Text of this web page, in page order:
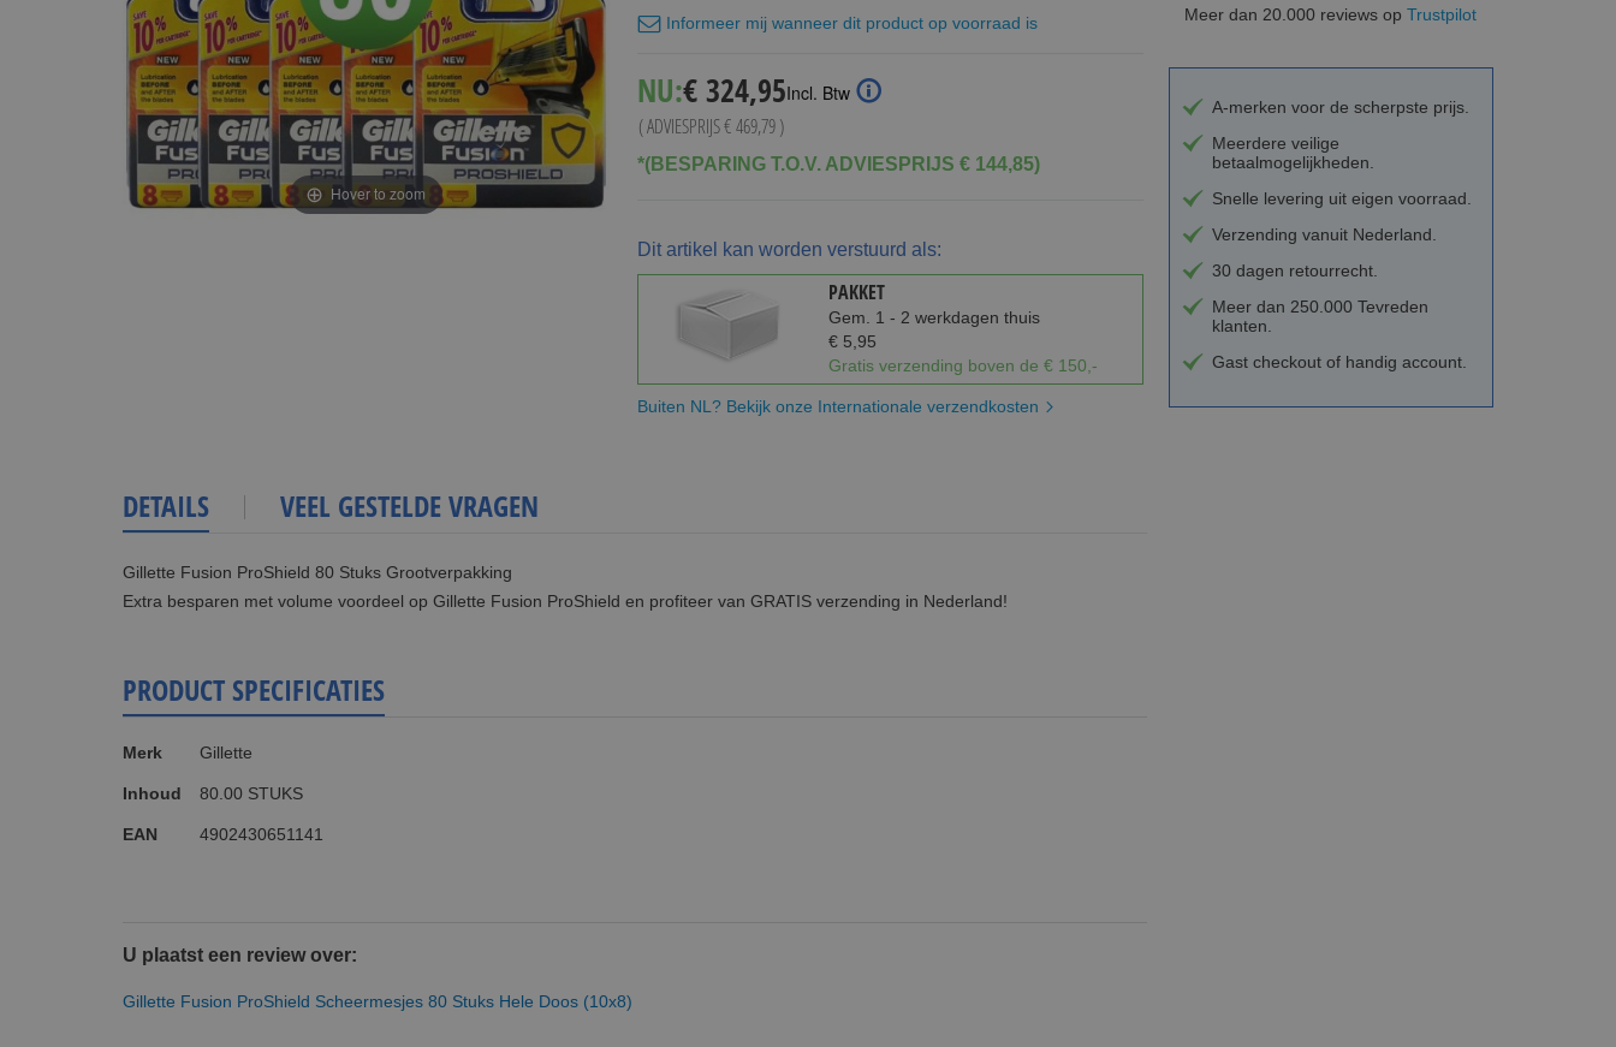
Hover to zoom
Informeer mij wanneer dit product op voorraad is
NU: Special
Price
€ 324,95Incl. Btw
( ADVIESPRIJS€ 469,79)
*(BESPARING T.O.V. ADVIESPRIJS € 144,85)
Dit artikel kan worden verstuurd als:
PAKKET
Gem. 1 - 2 werkdagen thuis
€ 5,95
Gratis verzending boven de € 150,-
Buiten NL? Bekijk onze Internationale verzendkosten
Meer dan 20.000 reviews opTrustpilot
A-merken voor de scherpste prijs.
Meerdere veilige
betaalmogelijkheden.
Snelle levering uit eigen voorraad.
Verzending vanuit Nederland.
30 dagen retourrecht.
Meer dan 250.000 Tevreden
klanten.
Gast checkout of handig account.
DETAILS
Gillette Fusion ProShield 80 Stuks Grootverpakking
Extra besparen met volume voordeel op Gillette Fusion ProShield en profiteer van GRATIS verzending in Nederland!
VEEL GESTELDE VRAGEN
PRODUCT SPECIFICATIES
informatie
Merk Gillette
Inhoud 80.00 STUKS
EAN 4902430651141
U plaatst een review over:
Gillette Fusion ProShield Scheermesjes 80 Stuks Hele Doos (10x8)